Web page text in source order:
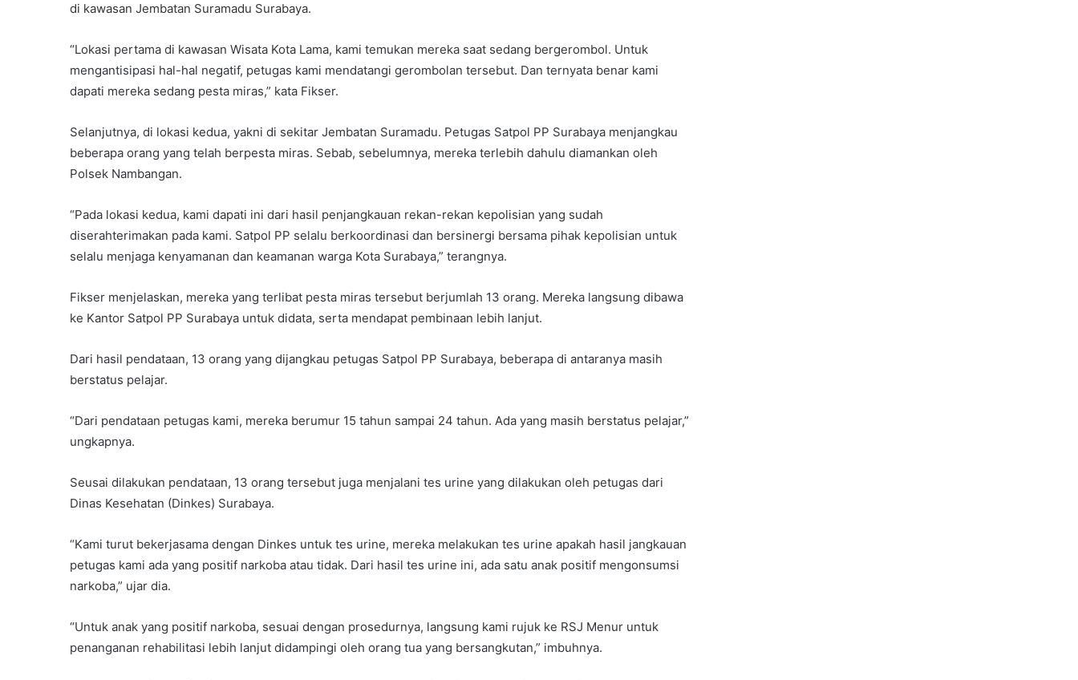
di kawasan Jembatan Suramadu Surabaya.
“Lokasi pertama di kawasan Wisata Kota Lama, kami temukan mereka saat sedang bergerombol. Untuk
mengantisipasi hal-hal negatif, petugas kami mendatangi gerombolan tersebut. Dan ternyata benar kami
dapati mereka sedang pesta miras,” kata Fikser.
Selanjutnya, di lokasi kedua, yakni di sekitar Jembatan Suramadu. Petugas Satpol PP Surabaya menjangkau
beberapa orang yang telah berpesta miras. Sebab, sebelumnya, mereka terlebih dahulu diamankan oleh
Polsek Nambangan.
“Pada lokasi kedua, kami dapati ini dari hasil penjangkauan rekan-rekan kepolisian yang sudah
diserahterimakan pada kami. Satpol PP selalu berkoordinasi dan bersinergi bersama pihak kepolisian untuk
selalu menjaga kenyamanan dan keamanan warga Kota Surabaya,” terangnya.
Fikser menjelaskan, mereka yang terlibat pesta miras tersebut berjumlah 13 orang. Mereka langsung dibawa
ke Kantor Satpol PP Surabaya untuk didata, serta mendapat pembinaan lebih lanjut.
Dari hasil pendataan, 13 orang yang dijangkau petugas Satpol PP Surabaya, beberapa di antaranya masih
berstatus pelajar.
“Dari pendataan petugas kami, mereka berumur 15 tahun sampai 24 tahun. Ada yang masih berstatus pelajar,”
ungkapnya.
Seusai dilakukan pendataan, 13 orang tersebut juga menjalani tes urine yang dilakukan oleh petugas dari
Dinas Kesehatan (Dinkes) Surabaya.
“Kami turut bekerjasama dengan Dinkes untuk tes urine, mereka melakukan tes urine apakah hasil jangkauan
petugas kami ada yang positif narkoba atau tidak. Dari hasil tes urine ini, ada satu anak positif mengonsumsi
narkoba,” ujar dia.
“Untuk anak yang positif narkoba, sesuai dengan prosedurnya, langsung kami rujuk ke RSJ Menur untuk
penanganan rehabilitasi lebih lanjut didampingi oleh orang tua yang bersangkutan,” imbuhnya.